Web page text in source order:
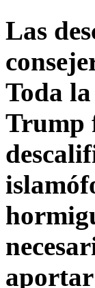
Las
Toda
Trump